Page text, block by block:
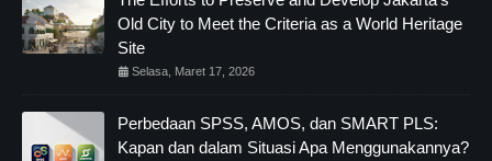
Old City to Meet the Criteria as a World Heritage
Site
Selasa, Maret 17, 2026
Perbedaan SPSS, AMOS, dan SMART PLS:
Kapan dan dalam Situasi Apa Menggunakannya?